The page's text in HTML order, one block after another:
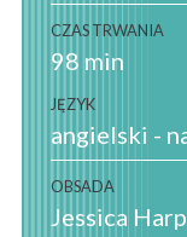
CZAS TRWANIA
98 min
JĘZYK
angielski -
OBSADA
Jessica